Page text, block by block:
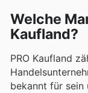
Welche
Kaufland?
PRO Kaufland
bekannt für sein